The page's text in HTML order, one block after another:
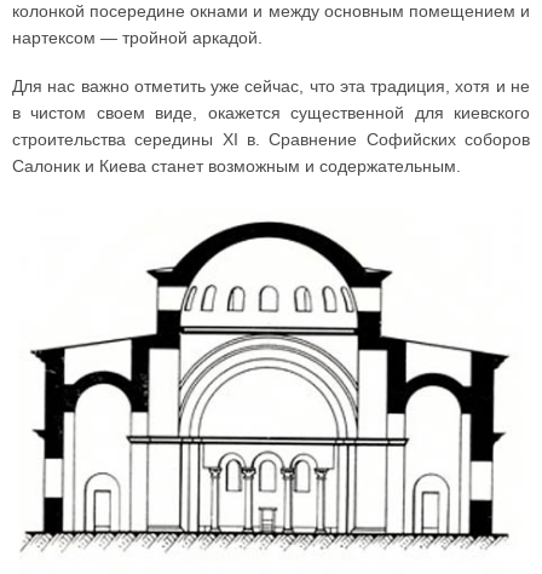
колонкой посередине окнами и между основным помещением и
нартексом — тройной аркадой.
Для нас важно отметить уже сейчас, что эта традиция, хотя и не
в чистом своем виде, окажется существенной для киевского
строительства середины XI в. Сравнение Софийских соборов
Салоник и Киева станет возможным и содержательным.